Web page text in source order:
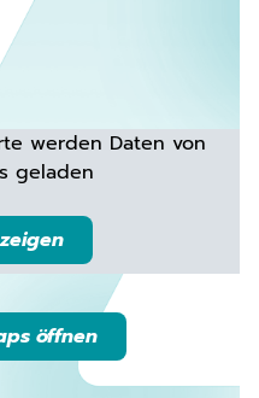
werden Daten von
geladen
öffnen